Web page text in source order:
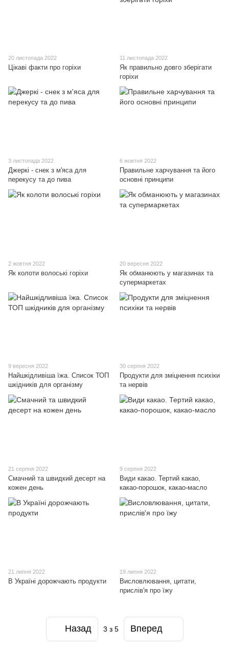
20 листопада 2022
Цікаві факти про горіхи
11 листопада 2022
Як правильно довго зберігати
горіхи
3 листопада 2022
Джеркі - снек з м'яса для
перекусу та до пива
6 жовтня 2022
Правильне харчування та його
основні принципи
2 жовтня 2022
Як колоти волоські горіхи
20 вересня 2022
Як обманюють у магазинах та
супермаркетах
9 вересня 2022
Найшкідливіша їжа. Список ТОП
шкідників для організму
30 серпня 2022
Продукти для зміцнення психіки
та нервів
21 серпня 2022
Смачний та швидкий десерт на
кожен день
9 серпня 2022
Види какао. Тертий какао,
какао-порошок, какао-масло
21 липня 2022
В Україні дорожчають продукти
19 липня 2022
Висловлювання, цитати,
прислів'я про їжу
Назад 3 з 5 Вперед